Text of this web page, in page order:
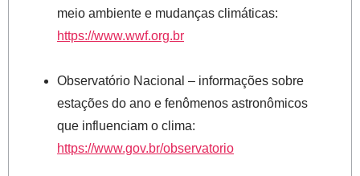
meio ambiente e mudanças climáticas:
https://www.wwf.org.br
Observatório Nacional – informações sobre
estações do ano e fenômenos astronômicos
que influenciam o clima:
https://www.gov.br/observatorio